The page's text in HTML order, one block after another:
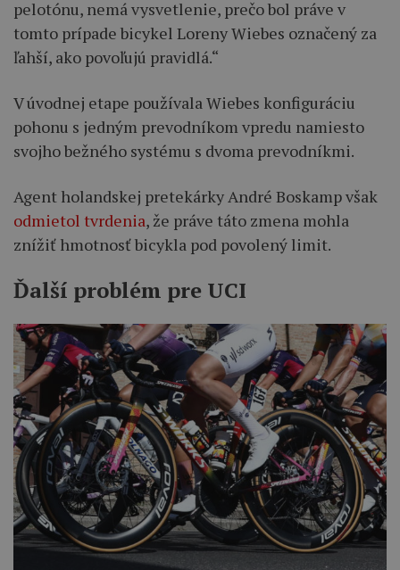
pelotónu, nemá vysvetlenie, prečo bol práve v
tomto prípade bicykel Loreny Wiebes označený za
ľahší, ako povoľujú pravidlá.“
V úvodnej etape používala Wiebes konfiguráciu
pohonu s jedným prevodníkom vpredu namiesto
svojho bežného systému s dvoma prevodníkmi.
Agent holandskej pretekárky André Boskamp však
odmietol tvrdenia, že práve táto zmena mohla
znížiť hmotnosť bicykla pod povolený limit.
Ďalší problém pre UCI